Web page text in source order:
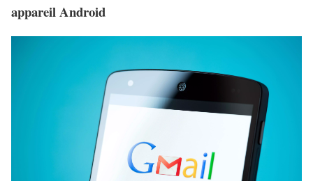
appareil Android